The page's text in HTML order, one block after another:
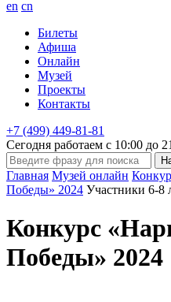
en cn
Билеты
Афиша
Онлайн
Музей
Проекты
Контакты
+7 (499) 449-81-81
Сегодня работаем с 10:00 до
Главная Музей онлайн
Победы» 2024 Участники 6-8
Конкурс
Победы» 2024